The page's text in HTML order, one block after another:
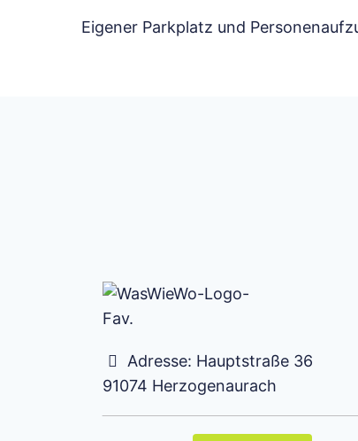
Eigener Parkplatz und
Adresse: Hauptstraße 36
91074 Herzogenaurach